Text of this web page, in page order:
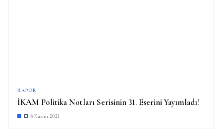
RAPOR
İKAM Politika Notları Serisinin 31. Eserini Yayımladı!
8 Kasım 2021